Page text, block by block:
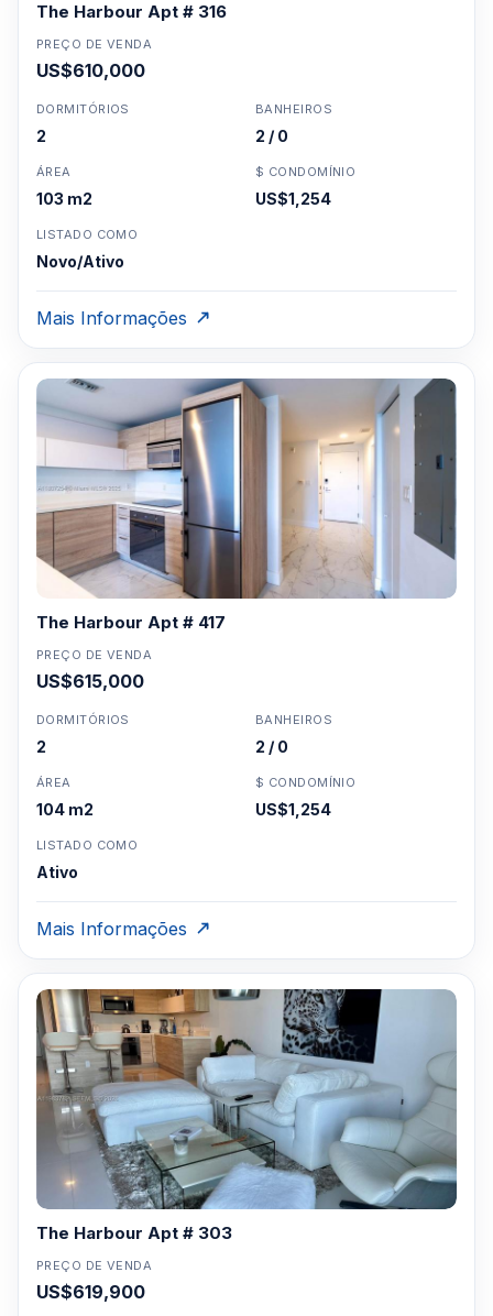
The Harbour Apt # 316
PREÇO DE VENDA
US$610,000
DORMITÓRIOS
2
BANHEIROS
2 / 0
ÁREA
103 m2
$ CONDOMÍNIO
US$1,254
LISTADO COMO
Novo/Ativo
Mais Informações
The Harbour Apt # 417
PREÇO DE VENDA
US$615,000
DORMITÓRIOS
2
BANHEIROS
2 / 0
ÁREA
104 m2
$ CONDOMÍNIO
US$1,254
LISTADO COMO
Ativo
Mais Informações
The Harbour Apt # 303
PREÇO DE VENDA
US$619,900